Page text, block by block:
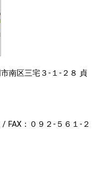
南区三宅３-１-２８ 貞
/ FAX：０９２-５６１-２